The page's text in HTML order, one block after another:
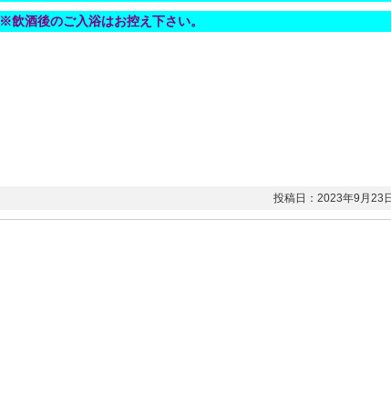
※飲酒後のご入浴はお控え下さい。
投稿日：2023年9月23日